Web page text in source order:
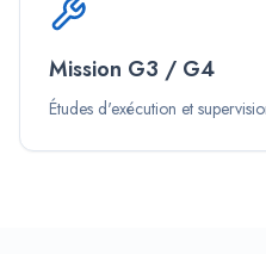
Mission G3 / G4
Études d'exécution et